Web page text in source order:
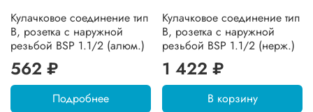
Кулачковое соединение тип
B, розетка с наружной
резьбой BSP 1.1/2 (алюм.)
562 ₽
Подробнее
Кулачковое соединение тип
B, розетка с наружной
резьбой BSP 1.1/2 (нерж.)
1 422 ₽
В корзину